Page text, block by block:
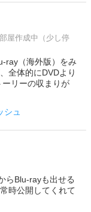
屋作成中（少し停
ray（海外版）をみ
全体的にDVDより
リーの収まりが
シュ
らBlu-rayも出せる
時公開してくれて